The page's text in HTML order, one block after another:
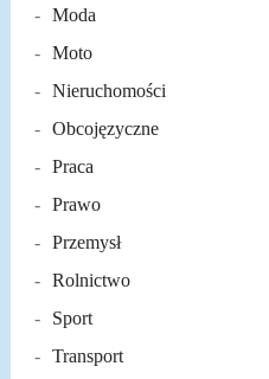
Moda
Moto
Nieruchomości
Obcojęzyczne
Praca
Prawo
Przemysł
Rolnictwo
Sport
Transport